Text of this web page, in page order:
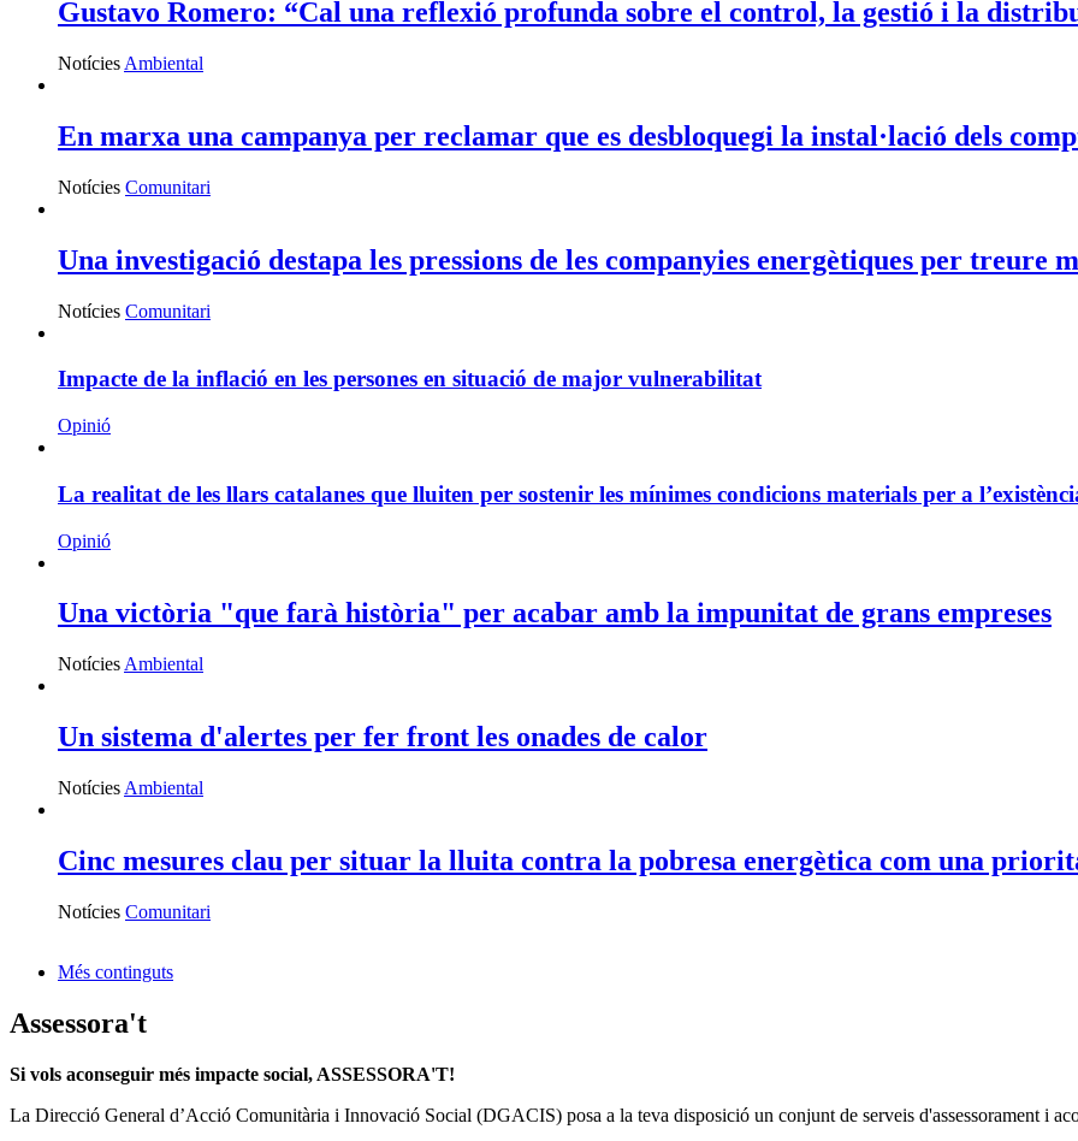
Gustavo Romero: “Cal una reflexió profunda sobre el control, la gestió i la
Notícies Ambiental
En marxa una campanya per reclamar que es desbloquegi la instal·lació dels
Notícies Comunitari
Una investigació destapa les pressions de les companyies energètiques per treure
Notícies Comunitari
Impacte de la inflació en les persones en situació de major vulnerabilitat
Opinió
La realitat de les llars catalanes que lluiten per sostenir les mínimes condicions materials per a
Opinió
Una victòria "que farà història" per acabar amb la impunitat de grans empreses
Notícies Ambiental
Un sistema d'alertes per fer front les onades de calor
Notícies Ambiental
Cinc mesures clau per situar la lluita contra la pobresa energètica com una
Notícies Comunitari
Més continguts
Assessora't
Si vols aconseguir més impacte social, ASSESSORA'T!
La Direcció General d’Acció Comunitària i Innovació Social (DGACIS) posa a la teva disposició un conjunt de serveis d'assessorament i